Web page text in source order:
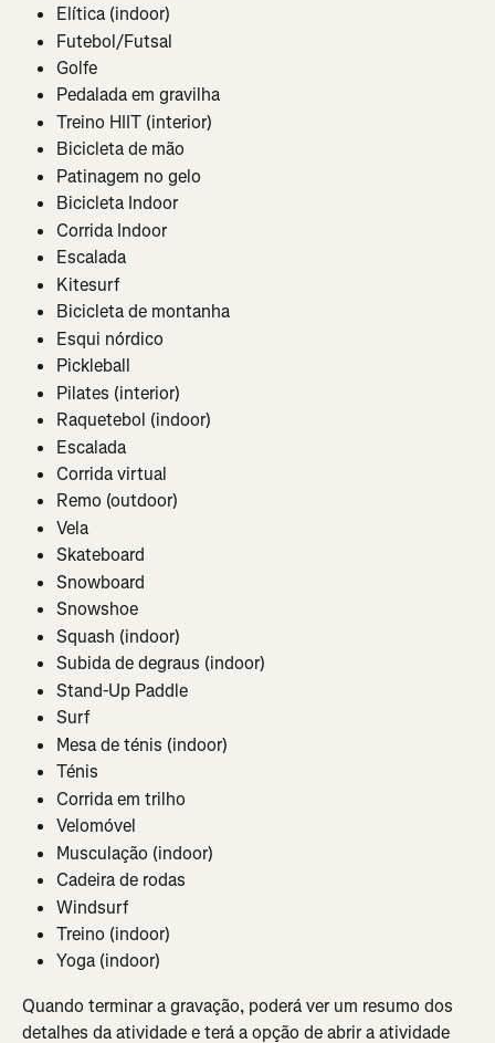
Elítica (indoor)
Futebol/Futsal
Golfe
Pedalada em gravilha
Treino HIIT (interior)
Bicicleta de mão
Patinagem no gelo
Bicicleta Indoor
Corrida Indoor
Escalada
Kitesurf
Bicicleta de montanha
Esqui nórdico
Pickleball
Pilates (interior)
Raquetebol (indoor)
Escalada
Corrida virtual
Remo (outdoor)
Vela
Skateboard
Snowboard
Snowshoe
Squash (indoor)
Subida de degraus (indoor)
Stand-Up Paddle
Surf
Mesa de ténis (indoor)
Ténis
Corrida em trilho
Velomóvel
Musculação (indoor)
Cadeira de rodas
Windsurf
Treino (indoor)
Yoga (indoor)
Quando terminar a gravação, poderá ver um resumo dos
detalhes da atividade e terá a opção de abrir a atividade